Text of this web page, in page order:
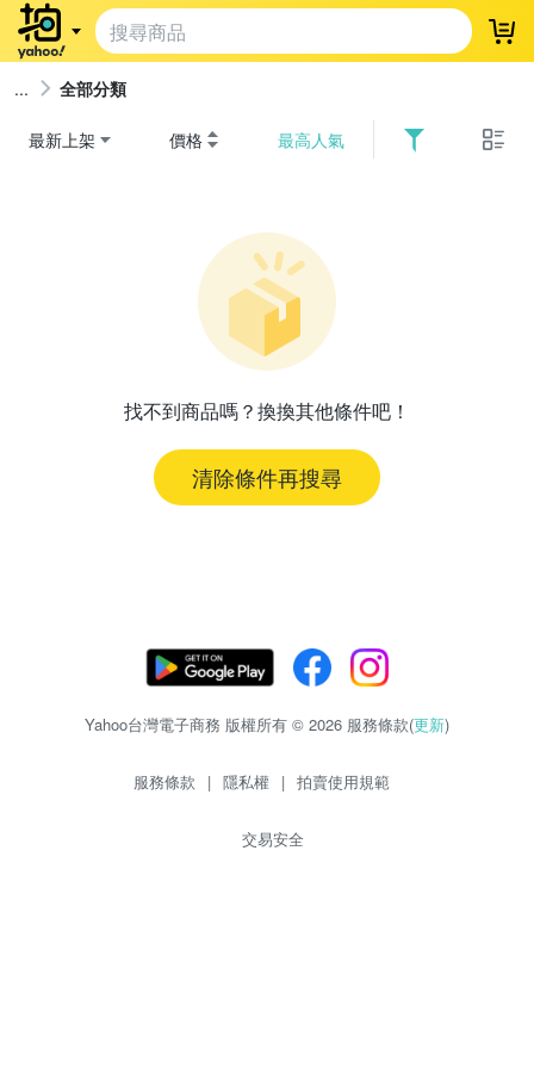
登
全部分類
最新上架 價格 最高人氣
找不到商品嗎？換換其他條件吧！
清除條件再搜尋
Yahoo台灣電子商務 版權所有 © 2026 服務條款(更新)
服務條款 | 隱私權 | 拍賣使用規範
交易安全